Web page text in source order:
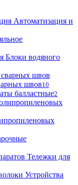
Автоматизация и
Блоки водяного
швов10
балластные2
Тележки для
Устройства